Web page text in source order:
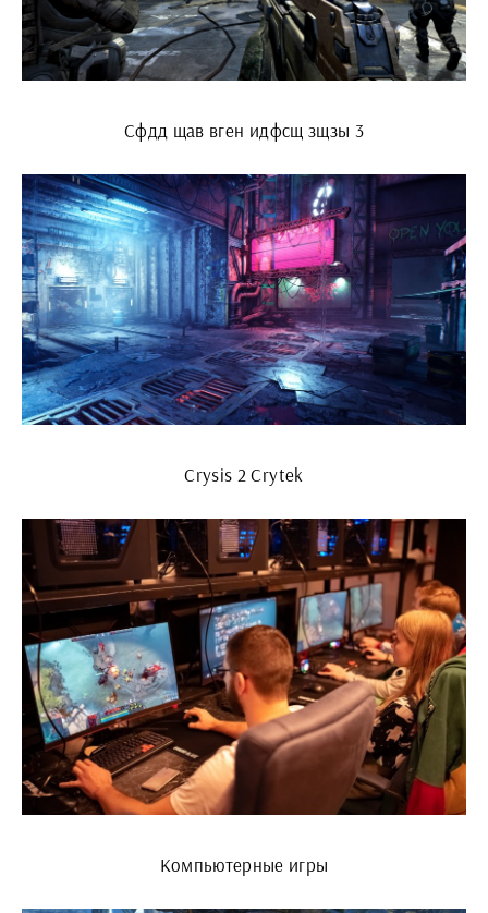
Сфдд щав вген идфсщ зщзы 3
Crysis 2 Crytek
Компьютерные игры